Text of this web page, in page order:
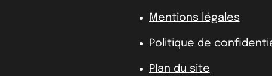
Mentions légales
Politique de
Plan du site